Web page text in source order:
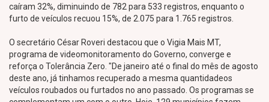
caíram 32%, diminuindo de 782 para 533 registros, enquanto o
furto de veículos recuou 15%, de 2.075 para 1.765 registros.
O secretário César Roveri destacou que o Vigia Mais MT,
programa de videomonitoramento do Governo, converge e
reforça o Tolerância Zero. "De janeiro até o final do mês de agosto
deste ano, já tinhamos recuperado a mesma quantidadeos
veículos roubados ou furtados no ano passado. Os programas se